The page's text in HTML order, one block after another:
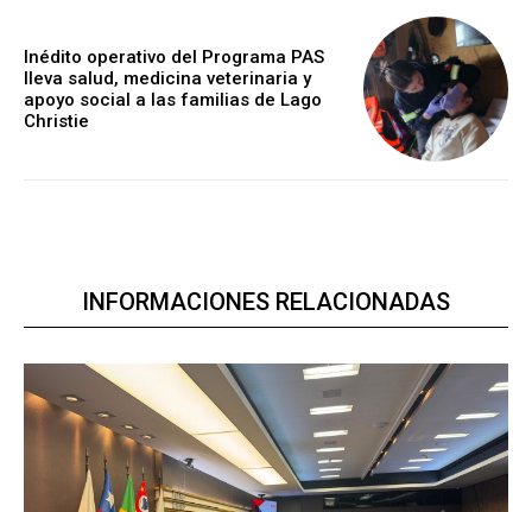
Inédito operativo del Programa PAS
lleva salud, medicina veterinaria y
apoyo social a las familias de Lago
Christie
INFORMACIONES RELACIONADAS